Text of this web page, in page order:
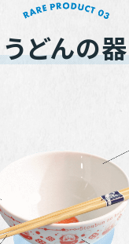
うどんの器